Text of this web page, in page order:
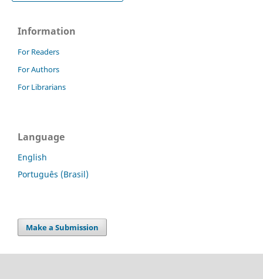
Information
For Readers
For Authors
For Librarians
Language
English
Português (Brasil)
Make a Submission